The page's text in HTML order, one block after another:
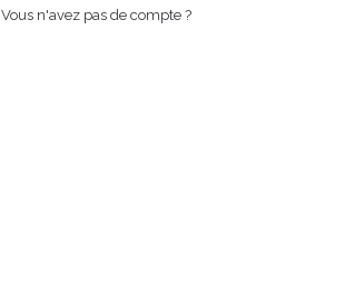
Vous n'avez pas de compte ?